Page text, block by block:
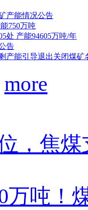
产能情况公告
750万吨
处 产能94605万吨/年
告
产能引导退出关闭煤矿
more
，焦煤
万吨！